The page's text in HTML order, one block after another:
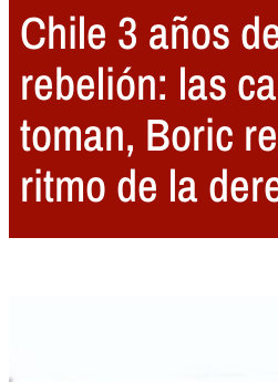
Chile 3 años
rebelión: las
toman, Boric
ritmo de la